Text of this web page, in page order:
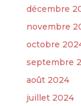
décembre
novembre
octobre
septembre
août 2024
juillet 2024